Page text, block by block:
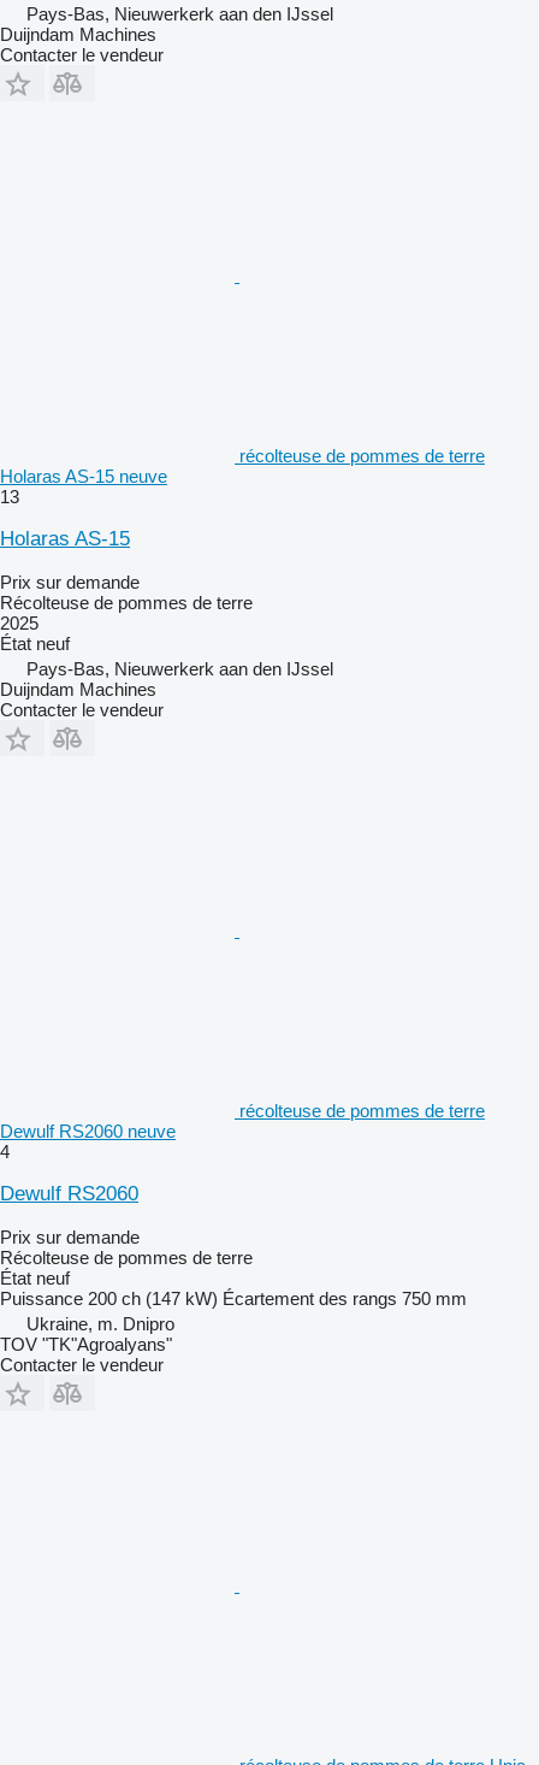
Pays-Bas, Nieuwerkerk aan den IJssel
Duijndam Machines
Contacter le vendeur
récolteuse de pommes de terre
Holaras AS-15 neuve
13
Holaras AS-15
Prix sur demande
Récolteuse de pommes de terre
2025
État neuf
Pays-Bas, Nieuwerkerk aan den IJssel
Duijndam Machines
Contacter le vendeur
récolteuse de pommes de terre
Dewulf RS2060 neuve
4
Dewulf RS2060
Prix sur demande
Récolteuse de pommes de terre
État neuf
Puissance 200 ch (147 kW) Écartement des rangs 750 mm
Ukraine, m. Dnipro
TOV "TK"Agroalyans"
Contacter le vendeur